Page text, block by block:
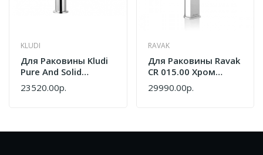
KLUDI
Для Раковины Kludi
Pure And Solid
340240575
23520.00р.
RAVAK
Для Раковины Ravak
CR 015.00 Хром
X070100
29990.00р.